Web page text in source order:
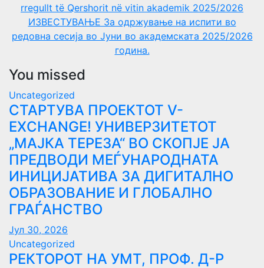
rregullt të Qershorit në vitin akademik 2025/2026
ИЗВЕСТУВАЊЕ За одржување на испити во
редовна сесија во Јуни во академската 2025/2026
година.
You missed
Uncategorized
СТАРТУВА ПРОЕКТОТ V-
EXCHANGE! УНИВЕРЗИТЕТОТ
„МАЈКА ТЕРЕЗА“ ВО СКОПЈЕ ЈА
ПРЕДВОДИ МЕЃУНАРОДНАТА
ИНИЦИЈАТИВА ЗА ДИГИТАЛНО
ОБРАЗОВАНИЕ И ГЛОБАЛНО
ГРАЃАНСТВО
Јул 30, 2026
Uncategorized
РЕКТОРОТ НА УМТ, ПРОФ. Д-Р